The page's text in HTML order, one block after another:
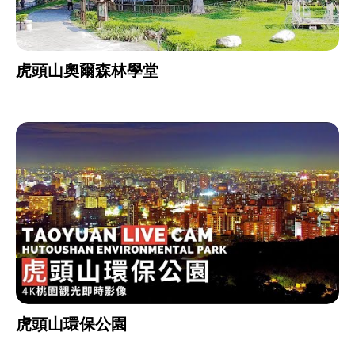
虎頭山奧爾森林學堂
虎頭山環保公園